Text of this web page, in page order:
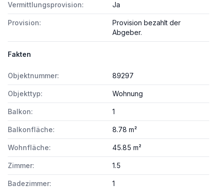
Vermittlungsprovision: Ja
Provision:
Provision bezahlt der
Abgeber.
Fakten
Objektnummer: 89297
Objekttyp: Wohnung
Balkon: 1
Balkonfläche: 8.78 m²
Wohnfläche: 45.85 m²
Zimmer: 1.5
Badezimmer: 1